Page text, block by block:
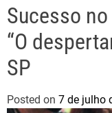
Sucesso
“O
SP
Posted on 7 de julho